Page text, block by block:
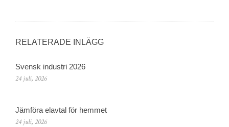
RELATERADE INLÄGG
Svensk industri 2026
24 juli, 2026
Jämföra elavtal för hemmet
24 juli, 2026